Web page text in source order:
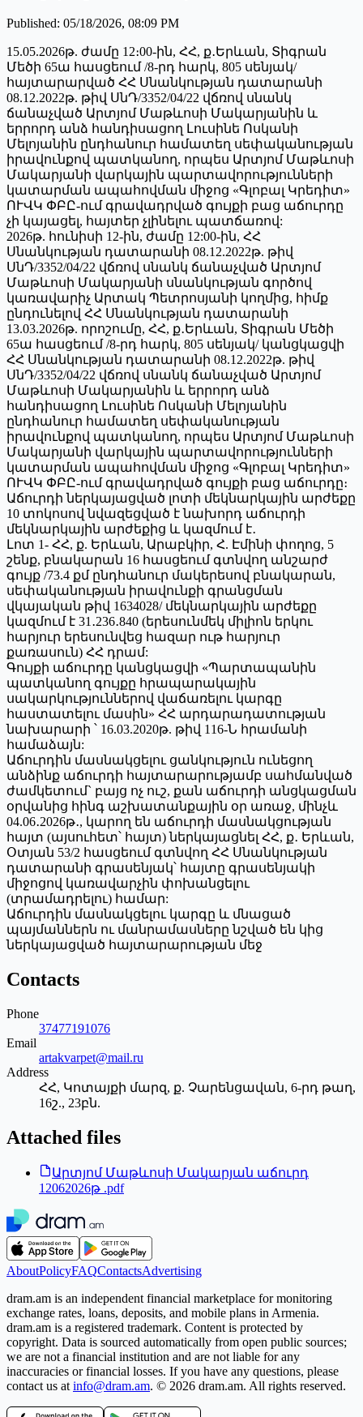
Published: 05/18/2026, 08:09 PM
15.05.2026թ. ժամը 12։00-ին, ՀՀ, ք․Երևան, Տիգրան
Մեծի 65ա հասցեում /8-րդ հարկ, 805 սենյակ/
հայտարարված ՀՀ Սնանկության դատարանի
08.12.2022թ. թիվ ՍնԴ/3352/04/22 վճռով սնանկ
ճանաչված Արտյոմ Մաթևոսի Մակարյանին և
երրորդ անձ հանդիսացող Լուսինե Ոսկանի
Մելոյանին ընդհանուր համատեղ սեփականության
իրավունքով պատկանող, որպես Արտյոմ Մաթևոսի
Մակարյանի վարկային պարտավորությունների
կատարման ապահովման միջոց «Գլոբալ Կրեդիտ»
ՈՒՎԿ ՓԲԸ-ում գրավադրված գույքի բաց աճուրդը
չի կայացել, հայտեր չլինելու պատճառով:
2026թ. հունիսի 12-ին, ժամը 12:00-ին, ՀՀ
Սնանկության դատարանի 08.12.2022թ. թիվ
ՍնԴ/3352/04/22 վճռով սնանկ ճանաչված Արտյոմ
Մաթևոսի Մակարյանի սնանկության գործով
կառավարիչ Արտակ Պետրոսյանի կողմից, հիմք
ընդունելով ՀՀ Սնանկության դատարանի
13.03.2026թ. որոշումը, ՀՀ, ք․Երևան, Տիգրան Մեծի
65ա հասցեում /8-րդ հարկ, 805 սենյակ/ կանցկացվի
ՀՀ Սնանկության դատարանի 08.12.2022թ. թիվ
ՍնԴ/3352/04/22 վճռով սնանկ ճանաչված Արտյոմ
Մաթևոսի Մակարյանին և երրորդ անձ
հանդիսացող Լուսինե Ոսկանի Մելոյանին
ընդհանուր համատեղ սեփականության
իրավունքով պատկանող, որպես Արտյոմ Մաթևոսի
Մակարյանի վարկային պարտավորությունների
կատարման ապահովման միջոց «Գլոբալ Կրեդիտ»
ՈՒՎԿ ՓԲԸ-ում գրավադրված գույքի բաց աճուրդը։
Աճուրդի ներկայացված լոտի մեկնարկային արժեքը
10 տոկոսով նվազեցված է նախորդ աճուրդի
մեկնարկային արժեքից և կազմում է․
Լոտ 1- ՀՀ, ք. Երևան, Արաբկիր, Հ. Էմինի փողոց, 5
շենք, բնակարան 16 հասցեում գտնվող անշարժ
գույք /73.4 քմ ընդհանուր մակերեսով բնակարան,
սեփականության իրավունքի գրանցման
վկայական թիվ 1634028/ մեկնարկային արժեքը
կազմում է 31․236․840 (երեսունմեկ միլիոն երկու
հարյուր երեսունվեց հազար ութ հարյուր
քառասուն) ՀՀ դրամ:
Գույքի աճուրդը կանցկացվի «Պարտապանին
պատկանող գույքը հրապարակային
սակարկություններով վաճառելու կարգը
հաստատելու մասին» ՀՀ արդարադատության
նախարարի ՝ 16.03.2020թ. թիվ 116-Ն հրամանի
համաձայն:
Աճուրդին մասնակցելու ցանկություն ունեցող
անձինք աճուրդի հայտարարությամբ սահմանված
ժամկետում` բայց ոչ ուշ, քան աճուրդի անցկացման
օրվանից հինգ աշխատանքային օր առաջ, մինչև
04.06․2026թ․, կարող են աճուրդի մասնակցության
հայտ (այսուհետ՝ հայտ) ներկայացնել ՀՀ, ք․ Երևան,
Օտյան 53/2 հասցեում գտնվող ՀՀ Սնանկության
դատարանի գրասենյակ՝ հայտը գրասենյակի
միջոցով կառավարչին փոխանցելու
(տրամադրելու) համար:
Աճուրդին մասնակցելու կարգը և մնացած
պայմաններն ու մանրամասները նշված են կից
ներկայացված հայտարարության մեջ
Contacts
Phone
37477191076
Email
artakvarpet@mail.ru
Address
ՀՀ, Կոտայքի մարզ, ք. Չարենցավան, 6-րդ թաղ,
16շ., 23բն.
Attached files
Արտյոմ Մաթևոսի Մակարյան աճուրդ
12062026թ .pdf
AboutPolicyFAQContactsAdvertising
dram.am is an independent financial marketplace for monitoring
exchange rates, loans, deposits, and mobile plans in Armenia.
dram.am is a registered trademark. Content is protected by
copyright. Data is sourced automatically from open public sources;
we are not a financial institution and are not liable for any
inaccuracies or financial losses. If you have any questions, please
contact us at info@dram.am. © 2026 dram.am. All rights reserved.